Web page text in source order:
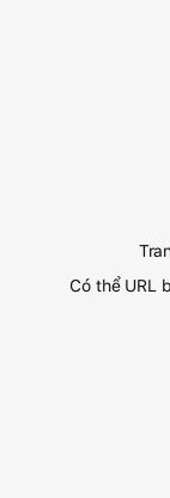
Có thể URL